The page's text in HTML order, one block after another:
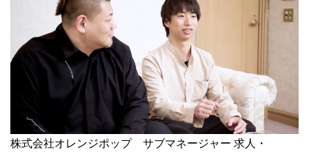
株式会社オレンジポップ サブマネージャー 求人・